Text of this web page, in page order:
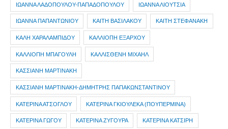
ΙΩΑΝΝΑ ΛΑΔΟΠΟΥΛΟΥ-ΠΑΠΑΔΟΠΟΥΛΟΥ ΙΩΑΝΝΑ ΛΙΟΥΤΣΙΑ
ΙΩΑΝΝΑ ΠΑΠΑΝΤΩΝΙΟΥ ΚΑΙΤΗ ΒΑΣΙΛΑΚΟΥ ΚΑΙΤΗ ΣΤΕΦΑΝΑΚΗ
ΚΑΛΗ ΧΑΡΑΛΑΜΠΙΔΟΥ ΚΑΛΛΙΟΠΗ ΕΞΑΡΧΟΥ
ΚΑΛΛΙΟΠΗ ΜΠΑΓΟΥΛΗ ΚΑΛΛΙΣΘΕΝΗ ΜΙΧΑΗΛ
ΚΑΣΣΙΑΝΗ ΜΑΡΤΙΝΑΚΗ
ΚΑΣΣΙΑΝΗ ΜΑΡΤΙΝΑΚΗ-ΔΗΜΗΤΡΗΣ ΠΑΠΑΚΩΝΣΤΑΝΤΙΝΟΥ
ΚΑΤΕΡΙΝΑ ΑΤΣΟΓΛΟΥ ΚΑΤΕΡΙΝΑ ΓΚΙΟΥΛΕΚΑ (ΠΟΥΠΕΡΜΙΝΑ)
ΚΑΤΕΡΙΝΑ ΓΩΓΟΥ ΚΑΤΕΡΙΝΑ ΖΥΓΟΥΡΑ ΚΑΤΕΡΙΝΑ ΚΑΤΣΙΡΗ